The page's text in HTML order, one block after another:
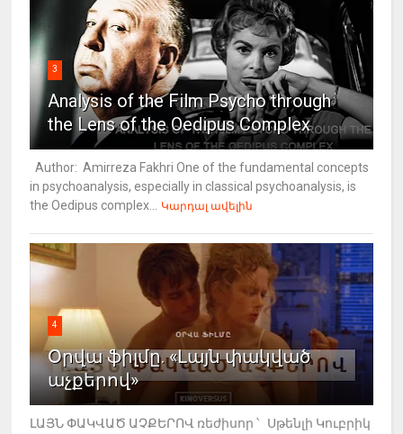
3
Analysis of the Film Psycho through
the Lens of the Oedipus Complex
Author: Amirreza Fakhri One of the fundamental concepts
in psychoanalysis, especially in classical psychoanalysis, is
the Oedipus complex...
Կարդալ ավելին
4
Օրվա ֆիլմը. «Լայն փակված
աչքերով»
ԼԱՅՆ ՓԱԿՎԱԾ ԱՉՔԵՐՈՎ ռեժիսոր ՝ Սթենլի Կուբրիկ